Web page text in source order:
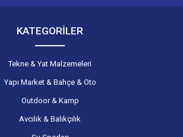
KATEGORİLER
Tekne & Yat Malzemeleri
Yapı Market & Bahçe & Oto
Outdoor & Kamp
Avcılık & Balıkçılık